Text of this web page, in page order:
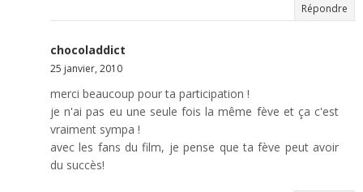
Répondre
chocoladdict
25 janvier, 2010
merci beaucoup pour ta participation !
je n'ai pas eu une seule fois la même fève et ça c'est
vraiment sympa !
avec les fans du film, je pense que ta fève peut avoir
du succès!